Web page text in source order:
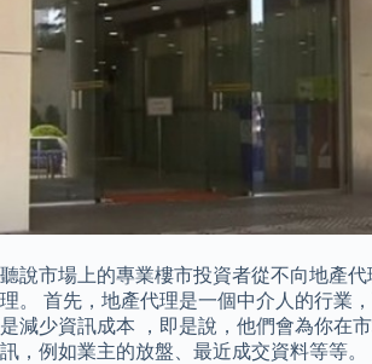
聽說市場上的專業樓市投資者從不向地產
理。 首先，地產代理是一個中介人的行業
是減少資訊成本 ，即是說，他們會為你在
訊，例如業主的放盤、最近成交資料等等